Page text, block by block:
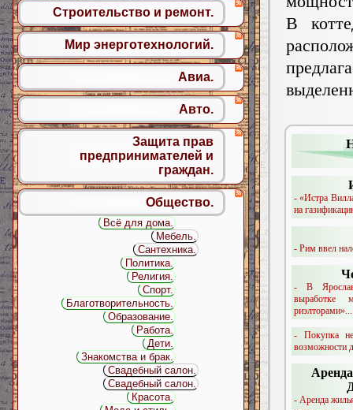
- «Истра
на
- Рим ввел
- В
выработке
риэлторами»...
- Покупка
возможности
- Аренда
В
Строительство и ремонт.
Мир энерготехнологий.
Авиа.
Авто.
Защита прав
предпринимателей и
граждан.
Общество.
Всё для дома.
Мебель.
Сантехника.
Политика.
Религия.
Спорт.
Благотворительность.
Образование.
Работа.
Дети.
Знакомства и брак.
Свадебный салон.
Свадебный салон.
Красота.